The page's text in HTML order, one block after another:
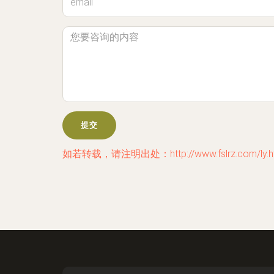
如若转载，请注明出处：http://www.fslrz.com/